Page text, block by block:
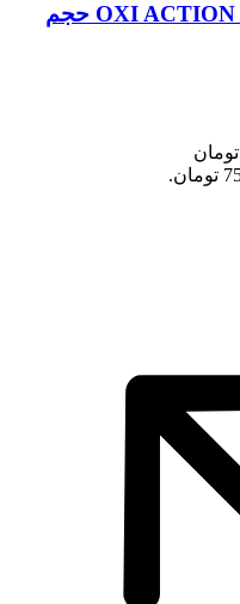
اسپری لکه بر لباس ونیش مدل OXI ACTION حجم
قیمت اصلی: 785.000 تومان